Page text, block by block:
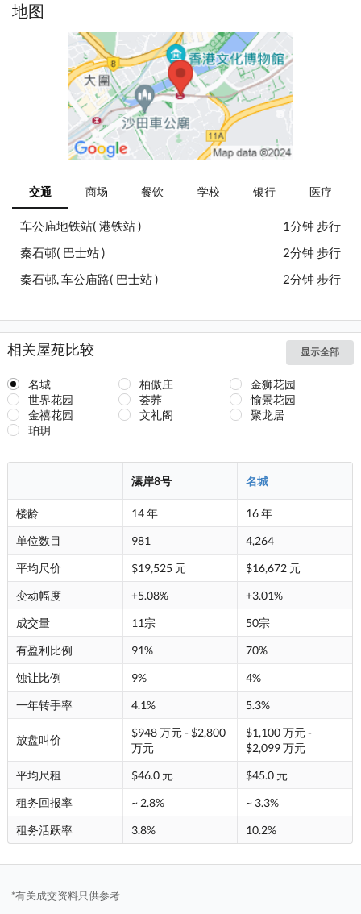
地图
交通 商场 餐饮 学校 银行 医疗
车公庙地铁站( 港铁站 )
1分钟 步行
秦石邨( 巴士站 )
2分钟 步行
秦石邨, 车公庙路( 巴士站 )
2分钟 步行
相关屋苑比较 显示全部
名城 柏傲庄
金狮花园
世界花园
荟荞
愉景花园
金禧花园
文礼阁
聚龙居
珀玥
溱岸8号 名城
楼龄 14 年
16 年
单位数目
981
4,264
平均尺价
$19,525 元
$16,672 元
变动幅度
+5.08%
+3.01%
成交量
11宗
50宗
有盈利比例
91%
70%
蚀让比例
9%
4%
一年转手率
4.1% 5.3%
放盘叫价
$948 万元 - $2,800
万元
$1,100 万元 -
$2,099 万元
平均尺租
$46.0 元
$45.0 元
租务回报率
~ 2.8%
~ 3.3%
租务活跃率
3.8% 10.2%
*有关成交资料只供参考